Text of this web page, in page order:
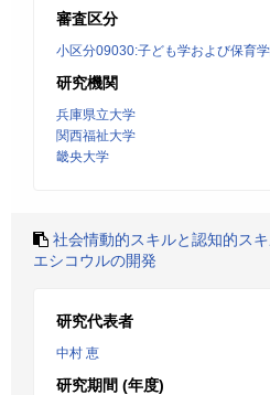
審査区分
小区分09030:子ども学および保育
研究機関
兵庫県立大学
関西福祉大学
畿央大学
社会情動的スキルと認知的ス
エシコウルの開発
研究代表者
中村 恵
研究期間 (年度)